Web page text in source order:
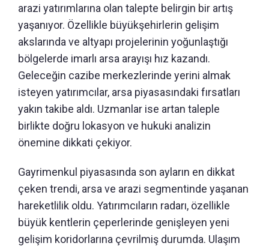
arazi yatırımlarına olan talepte belirgin bir artış
yaşanıyor. Özellikle büyükşehirlerin gelişim
akslarında ve altyapı projelerinin yoğunlaştığı
bölgelerde imarlı arsa arayışı hız kazandı.
Geleceğin cazibe merkezlerinde yerini almak
isteyen yatırımcılar, arsa piyasasındaki fırsatları
yakın takibe aldı. Uzmanlar ise artan taleple
birlikte doğru lokasyon ve hukuki analizin
önemine dikkati çekiyor.
Gayrimenkul piyasasında son ayların en dikkat
çeken trendi, arsa ve arazi segmentinde yaşanan
hareketlilik oldu. Yatırımcıların radarı, özellikle
büyük kentlerin çeperlerinde genişleyen yeni
gelişim koridorlarına çevrilmiş durumda. Ulaşım